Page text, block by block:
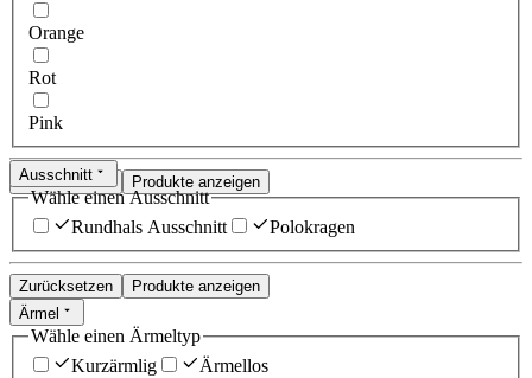
Orange
Rot
Pink
Zurücksetzen Produkte anzeigen
Ausschnitt
Wähle einen Ausschnitt
Rundhals Ausschnitt
Polokragen
Zurücksetzen
Produkte anzeigen
Ärmel
Wähle einen Ärmeltyp
Kurzärmlig
Ärmellos